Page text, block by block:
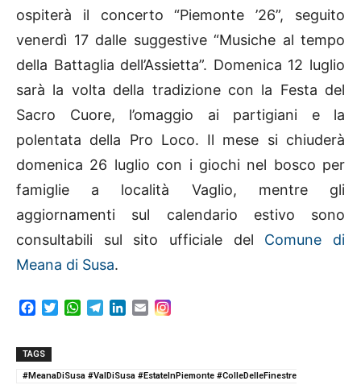
ospiterà il concerto “Piemonte ’26”, seguito
venerdì 17 dalle suggestive “Musiche al tempo
della Battaglia dell’Assietta”. Domenica 12 luglio
sarà la volta della tradizione con la Festa del
Sacro Cuore, l’omaggio ai partigiani e la
polentata della Pro Loco. Il mese si chiuderà
domenica 26 luglio con i giochi nel bosco per
famiglie a località Vaglio, mentre gli
aggiornamenti sul calendario estivo sono
consultabili sul sito ufficiale del Comune di
Meana di Susa.
e
b
t
W
s
g
e
E
l
TAGS
#MeanaDiSusa #ValDiSusa #EstateInPiemonte #ColleDelleFinestre